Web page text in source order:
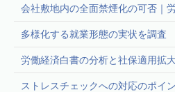
会社敷地内の全面禁煙化の可否｜
多様化する就業形態の実状を調査
労働経済白書の分析と社保適用拡
ストレスチェックへの対応のポイ